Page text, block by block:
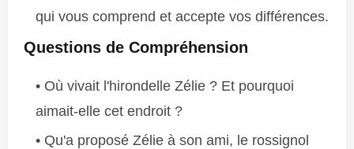
qui vous comprend et accepte vos différences.
Questions de Compréhension
Où vivait l'hirondelle Zélie ? Et pourquoi
aimait-elle cet endroit ?
Qu'a proposé Zélie à son ami, le rossignol